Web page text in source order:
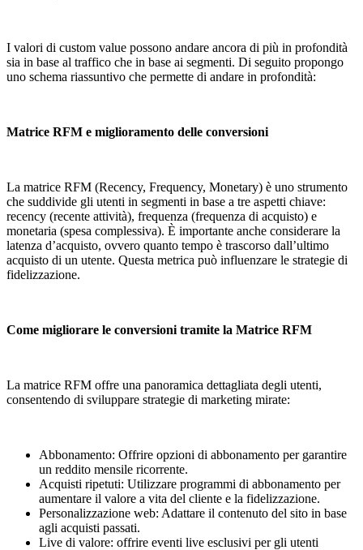
I valori di custom value possono andare ancora di più in profondità
sia in base al traffico che in base ai segmenti. Di seguito propongo
uno schema riassuntivo che permette di andare in profondità:
Matrice RFM e miglioramento delle conversioni
La matrice RFM (Recency, Frequency, Monetary) è uno strumento
che suddivide gli utenti in segmenti in base a tre aspetti chiave:
recency (recente attività), frequenza (frequenza di acquisto) e
monetaria (spesa complessiva). È importante anche considerare la
latenza d’acquisto, ovvero quanto tempo è trascorso dall’ultimo
acquisto di un utente. Questa metrica può influenzare le strategie di
fidelizzazione.
Come migliorare le conversioni tramite la Matrice RFM
La matrice RFM offre una panoramica dettagliata degli utenti,
consentendo di sviluppare strategie di marketing mirate:
Abbonamento: Offrire opzioni di abbonamento per garantire
un reddito mensile ricorrente.
Acquisti ripetuti: Utilizzare programmi di abbonamento per
aumentare il valore a vita del cliente e la fidelizzazione.
Personalizzazione web: Adattare il contenuto del sito in base
agli acquisti passati.
Live di valore: offrire eventi live esclusivi per gli utenti